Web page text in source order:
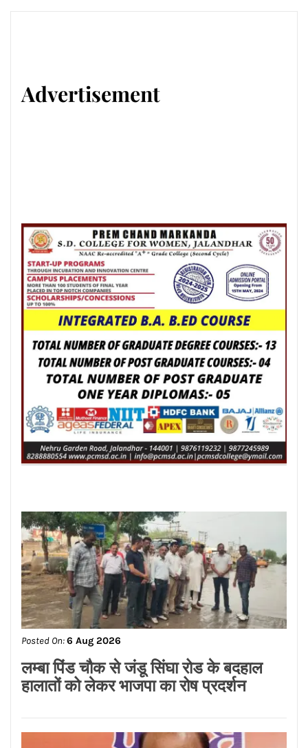
Advertisement